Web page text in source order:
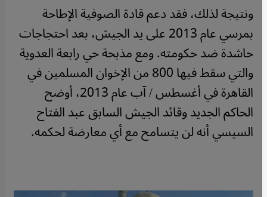
ونتيجة لذلك، فقد دعم قادة الصوفية الإطاحة
بمرسي عام 2013 على يد الجيش، بعد احتجاجات
حاشدة ضد حكومته. ومع مذبحة حي رابعة العدوية
والتي سقط فيها 800 من الإخوان المسلمين في
القاهرة في أغسطس / آب عام 2013، أوضح
الحاكم الجديد وقائد الجيش السابق عبد الفتاح
السيسي أنه لن يتسامح مع أي معارضة لحكمه.